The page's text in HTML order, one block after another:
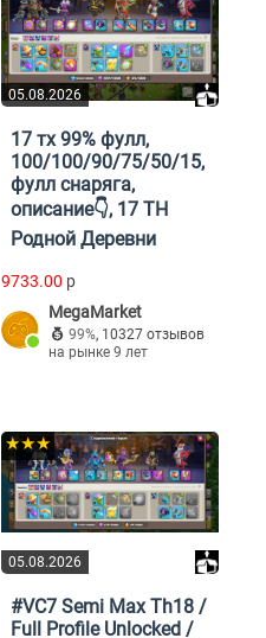
05.08.2026
17 тх 99% фулл,
100/100/90/75/50/15,
фулл снаряга,
описание👇, 17 TH
Родной Деревни
9733.00 p
MegaMarket
99%, 10327 отзывов
на рынке 9 лет
05.08.2026
★★★
#VC7 Semi Max Th18 /
Full Profile Unlocked /